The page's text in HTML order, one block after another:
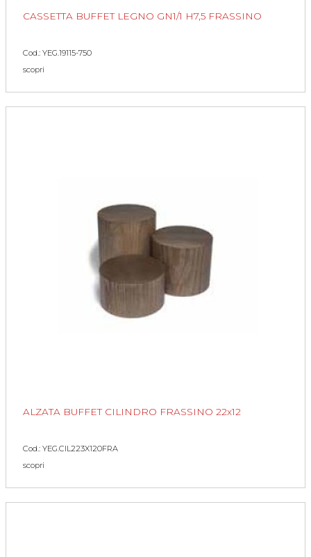
CASSETTA BUFFET LEGNO GN1/1 H7,5 FRASSINO
Cod.: YEG.19115-750
scopri
ALZATA BUFFET CILINDRO FRASSINO 22x12
Cod.: YEG.CIL223X120FRA
scopri